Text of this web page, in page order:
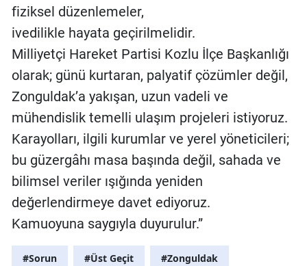
fiziksel düzenlemeler,
ivedilikle hayata geçirilmelidir.
Milliyetçi Hareket Partisi Kozlu İlçe Başkanlığı
olarak; günü kurtaran, palyatif çözümler değil,
Zonguldak’a yakışan, uzun vadeli ve
mühendislik temelli ulaşım projeleri istiyoruz.
Karayolları, ilgili kurumlar ve yerel yöneticileri;
bu güzergâhı masa başında değil, sahada ve
bilimsel veriler ışığında yeniden
değerlendirmeye davet ediyoruz.
Kamuoyuna saygıyla duyurulur.”
#Sorun #Üst Geçit #Zonguldak